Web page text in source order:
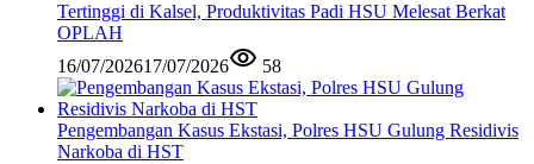
Tertinggi di Kalsel, Produktivitas Padi HSU Melesat Berkat
OPLAH
16/07/202617/07/2026 58
Pengembangan Kasus Ekstasi, Polres HSU Gulung Residivis
Narkoba di HST